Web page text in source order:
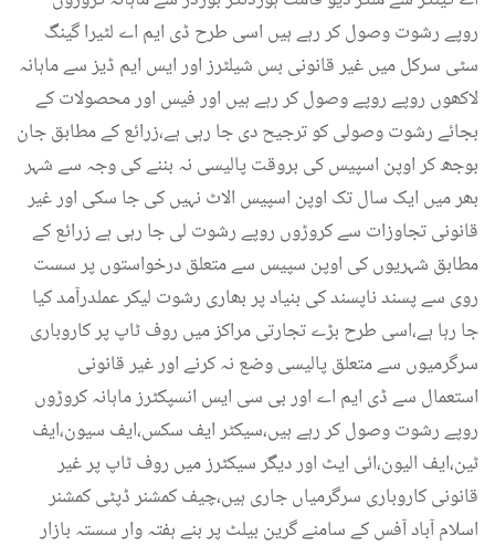
روپے رشوت وصول کر رہے ہیں اسی طرح ڈی ایم اے لٹیرا گینگ
سٹی سرکل میں غیر قانونی بس شیلٹرز اور ایس ایم ڈیز سے ماہانہ
لاکھوں روپے روپے وصول کر رہے ہیں اور فیس اور محصولات کے
بجائے رشوت وصولی کو ترجیح دی جا رہی ہے،زرائع کے مطابق جان
بوجھ کر اوپن اسپیس کی بروقت پالیسی نہ بننے کی وجہ سے شہر
بھر میں ایک سال تک اوپن اسپیس الاٹ نہیں کی جا سکی اور غیر
قانونی تجاوزات سے کروڑوں روپے رشوت لی جا رہی ہے زرائع کے
مطابق شہریوں کی اوپن سپیس سے متعلق درخواستوں پر سست
روی سے پسند ناپسند کی بنیاد پر بھاری رشوت لیکر عملدرآمد کیا
جا رہا ہے،اسی طرح بڑے تجارتی مراکز میں روف ٹاپ پر کاروباری
سرگرمیوں سے متعلق پالیسی وضع نہ کرنے اور غیر قانونی
استعمال سے ڈی ایم اے اور بی سی ایس انسپکٹرز ماہانہ کروڑوں
روپے رشوت وصول کر رہے ہیں،سیکٹر ایف سکس،ایف سیون،ایف
ٹین،ایف الیون،ائی ایٹ اور دیگر سیکٹرز میں روف ٹاپ پر غیر
قانونی کاروباری سرگرمیاں جاری ہیں،چیف کمشنر ڈپٹی کمشنر
اسلام آباد آفس کے سامنے گرین بیلٹ پر بنے ہفتہ وار سستہ بازار